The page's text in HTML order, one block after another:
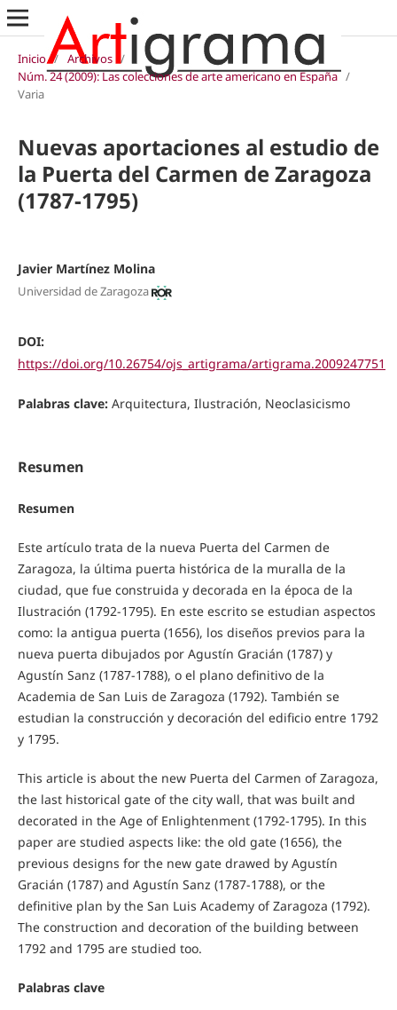
Inicio / Archivos /
Núm. 24 (2009): Las colecciones de arte americano en España /
Varia
Nuevas aportaciones al estudio de
la Puerta del Carmen de Zaragoza
(1787-1795)
Javier Martínez Molina
Universidad de Zaragoza
DOI:
https://doi.org/10.26754/ojs_artigrama/artigrama.2009247751
Palabras clave: Arquitectura, Ilustración, Neoclasicismo
Resumen
Resumen
Este artículo trata de la nueva Puerta del Carmen de
Zaragoza, la última puerta histórica de la muralla de la
ciudad, que fue construida y decorada en la época de la
Ilustración (1792-1795). En este escrito se estudian aspectos
como: la antigua puerta (1656), los diseños previos para la
nueva puerta dibujados por Agustín Gracián (1787) y
Agustín Sanz (1787-1788), o el plano definitivo de la
Academia de San Luis de Zaragoza (1792). También se
estudian la construcción y decoración del edificio entre 1792
y 1795.
This article is about the new Puerta del Carmen of Zaragoza,
the last historical gate of the city wall, that was built and
decorated in the Age of Enlightenment (1792-1795). In this
paper are studied aspects like: the old gate (1656), the
previous designs for the new gate drawed by Agustín
Gracián (1787) and Agustín Sanz (1787-1788), or the
definitive plan by the San Luis Academy of Zaragoza (1792).
The construction and decoration of the building between
1792 and 1795 are studied too.
Palabras clave